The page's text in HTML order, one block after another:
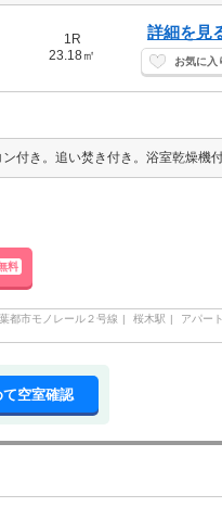
1R
23.18㎡
詳細を見
お気に入
料
都市モノレール２号線 桜木駅
アパート
て空室確認